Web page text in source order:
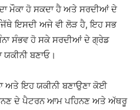
ਮੌਕਾ ਹੋ ਸਕਦਾ ਹੈ ਅਤੇ ਸਰਦੀਆਂ ਦੇ
ਇਸਦੀ ਅਜੇ ਵੀ ਲੋੜ ਹੈ, ਇਹ ਸਭ
ਸੰਭਵ ਹੋ ਸਕੇ ਸਰਦੀਆਂ ਦੇ ਗ੍ਰੇਡ
ਬਣਾਓ।
ਅਤੇ ਇਹ ਯਕੀਨੀ ਬਣਾਉਣਾ ਕੋਈ
ਦੇ ਪੈਟਰਨ ਆਮ ਪਹਿਨਣ ਅਤੇ ਅੱਥਰੂ